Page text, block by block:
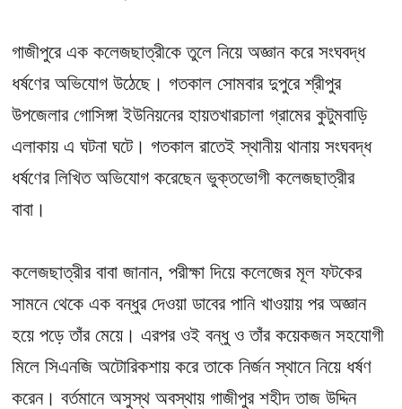
গাজীপুরে এক কলেজছাত্রীকে তুলে নিয়ে অজ্ঞান করে সংঘবদ্ধ
ধর্ষণের অভিযোগ উঠেছে। গতকাল সোমবার দুপুরে শ্রীপুর
উপজেলার গোসিঙ্গা ইউনিয়নের হায়তখারচালা গ্রামের কুটুমবাড়ি
এলাকায় এ ঘটনা ঘটে। গতকাল রাতেই স্থানীয় থানায় সংঘবদ্ধ
ধর্ষণের লিখিত অভিযোগ করেছেন ভুক্তভোগী কলেজছাত্রীর
বাবা।
কলেজছাত্রীর বাবা জানান, পরীক্ষা দিয়ে কলেজের মূল ফটকের
সামনে থেকে এক বন্ধুর দেওয়া ডাবের পানি খাওয়ায় পর অজ্ঞান
হয়ে পড়ে তাঁর মেয়ে। এরপর ওই বন্ধু ও তাঁর কয়েকজন সহযোগী
মিলে সিএনজি অটোরিকশায় করে তাকে নির্জন স্থানে নিয়ে ধর্ষণ
করেন। বর্তমানে অসুস্থ অবস্থায় গাজীপুর শহীদ তাজ উদ্দিন